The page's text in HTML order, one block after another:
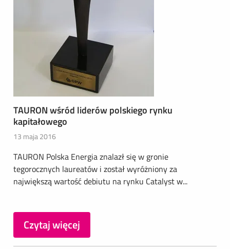
TAURON wśród liderów polskiego rynku
kapitałowego
13 maja 2016
TAURON Polska Energia znalazł się w gronie
tegorocznych laureatów i został wyróżniony za
największą wartość debiutu na rynku Catalyst w...
Czytaj więcej